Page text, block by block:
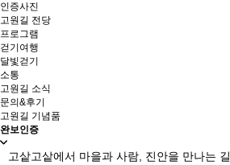
인증사진
고원길 전당
프로그램
걷기여행
달빛걷기
소통
고원길 소식
문의&후기
고원길 기념품
완보인증
고샅고샅에서 마을과 사람, 진안을 만나는 길